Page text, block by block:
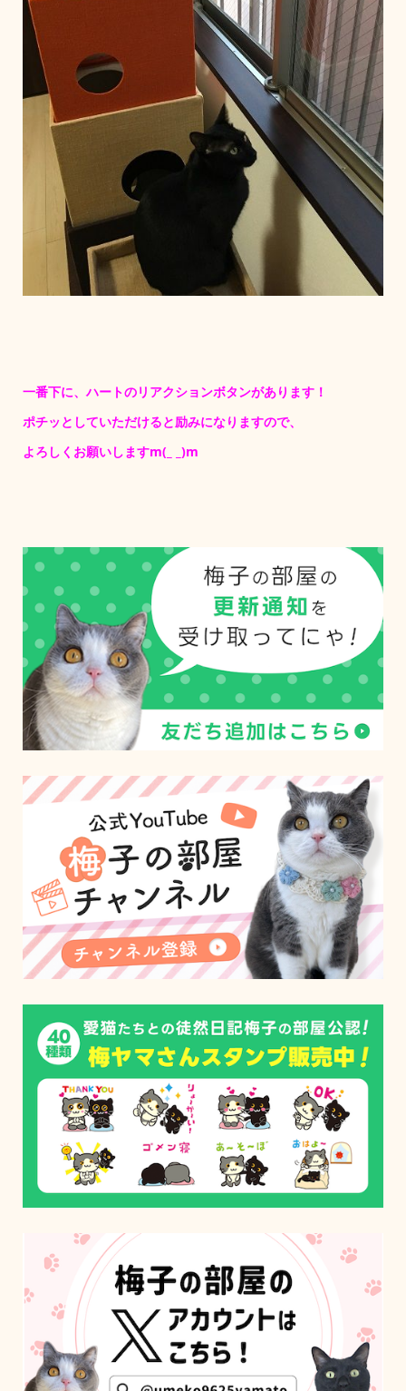
一番下に、ハートのリアクションボタンがあります！
ポチッとしていただけると励みになりますので、
よろしくお願いしますm(_ _)m